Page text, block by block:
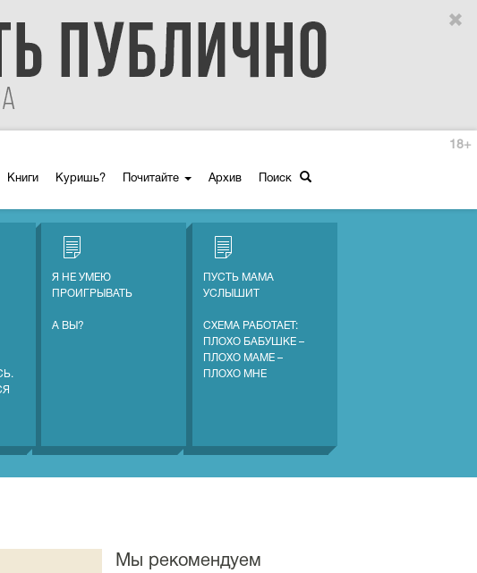
Книги Куришь? Почитайте Архив Поиск
18+
Я НЕ УМЕЮ
ПРОИГРЫВАТЬ
А ВЫ?
ПУСТЬ МАМА
УСЛЫШИТ
СХЕМА РАБОТАЕТ:
ПЛОХО БАБУШКЕ –
ПЛОХО МАМЕ –
ПЛОХО МНЕ
Мы рекомендуем